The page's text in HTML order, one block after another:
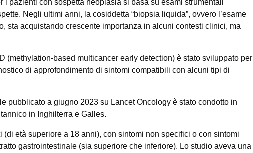
i pazienti con sospetta neoplasia si basa su esami strumentali
Negli ultimi anni, la cosiddetta “biopsia liquida”, ovvero l’esame
sta acquistando crescente importanza in alcuni contesti clinici, ma
(methylation-based multicancer early detection) è stato sviluppato per
di approfondimento di sintomi compatibili con alcuni tipi di
pubblicato a giugno 2023 su Lancet Oncology è stato condotto in
in Inghilterra e Galles.
età superiore a 18 anni), con sintomi non specifici o con sintomi
gastrointestinale (sia superiore che inferiore). Lo studio aveva una